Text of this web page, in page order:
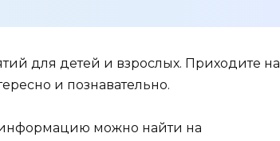
для детей и взрослых. Приходите на
и познавательно.
можно найти на